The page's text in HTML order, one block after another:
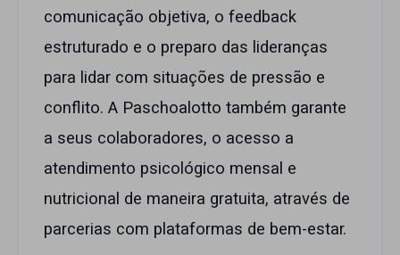
comunicação objetiva, o feedback
estruturado e o preparo das lideranças
para lidar com situações de pressão e
conflito. A Paschoalotto também garante
a seus colaboradores, o acesso a
atendimento psicológico mensal e
nutricional de maneira gratuita, através de
parcerias com plataformas de bem-estar.